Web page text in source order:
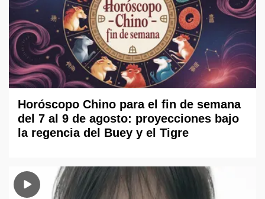
Horóscopo Chino para el fin de semana
del 7 al 9 de agosto: proyecciones bajo
la regencia del Buey y el Tigre